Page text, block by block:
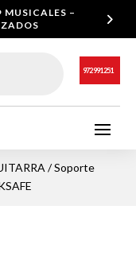
–
972 991 251
/ Soporte